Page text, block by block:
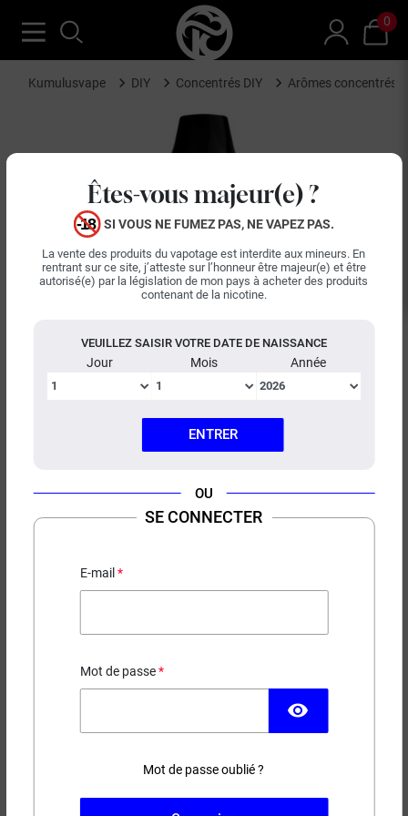
Êtes-vous majeur(e) ?
SI VOUS NE FUMEZ PAS, NE VAPEZ PAS.
La vente des produits du vapotage est interdite aux mineurs. En
rentrant sur ce site, j’atteste sur l’honneur être majeur(e) et être
autorisé(e) par la législation de mon pays à acheter des produits
contenant de la nicotine.
VEUILLEZ SAISIR VOTRE DATE DE NAISSANCE
Jour Mois Année
ENTRER
OU
SE CONNECTER
E-mail
Mot de passe
visibility
Mot de passe oublié ?
0
Kumulusvape DIY Concentrés DIY Arômes concentrés
CONCENTRÉ LEMON ICE
Citron - Menthe
EN STOCK
Contenance